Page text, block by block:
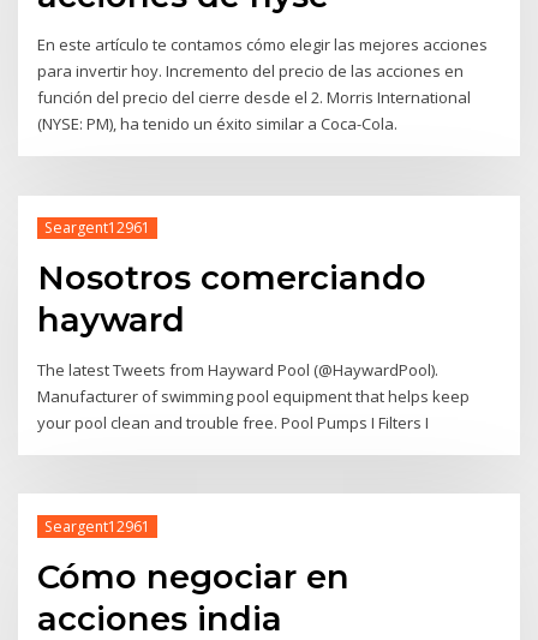
En este artículo te contamos cómo elegir las mejores acciones
para invertir hoy. Incremento del precio de las acciones en
función del precio del cierre desde el 2. Morris International
(NYSE: PM), ha tenido un éxito similar a Coca-Cola.
Seargent12961
Nosotros comerciando
hayward
The latest Tweets from Hayward Pool (@HaywardPool).
Manufacturer of swimming pool equipment that helps keep
your pool clean and trouble free. Pool Pumps I Filters I
Seargent12961
Cómo negociar en
acciones india